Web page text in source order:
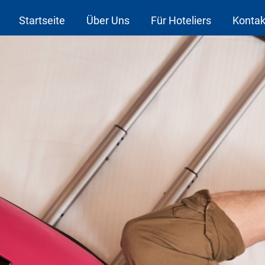
Startseite Über Uns Für Hoteliers